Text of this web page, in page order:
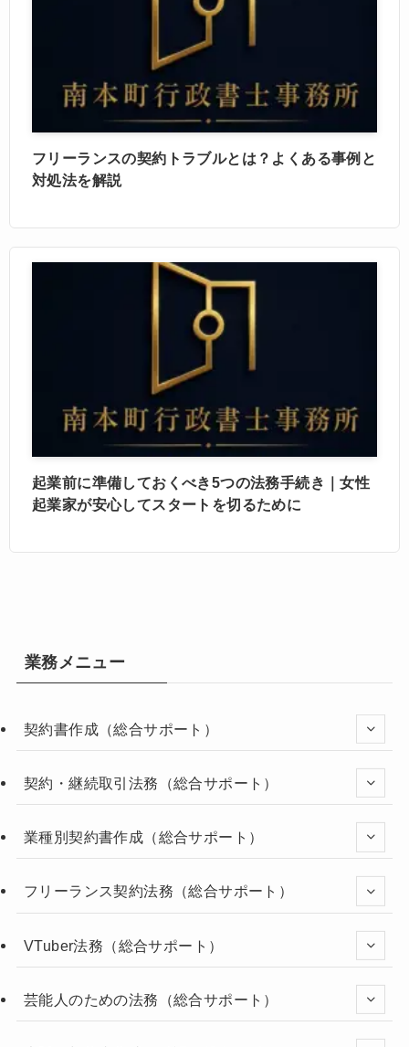
フリーランスの契約トラブルとは？よくある事例と
対処法を解説
起業前に準備しておくべき5つの法務手続き｜女性
起業家が安心してスタートを切るために
業務メニュー
契約書作成（総合サポート）
契約・継続取引法務（総合サポート）
業種別契約書作成（総合サポート）
フリーランス契約法務（総合サポート）
VTuber法務（総合サポート）
芸能人のための法務（総合サポート）